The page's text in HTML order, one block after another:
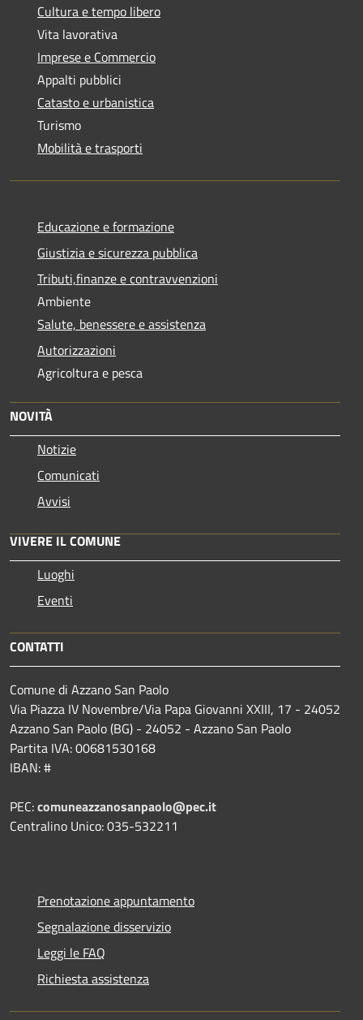
Cultura e tempo libero
Vita lavorativa
Imprese e Commercio
Appalti pubblici
Catasto e urbanistica
Turismo
Mobilità e trasporti
Educazione e formazione
Giustizia e sicurezza pubblica
Tributi,finanze e contravvenzioni
Ambiente
Salute, benessere e assistenza
Autorizzazioni
Agricoltura e pesca
NOVITÀ
Notizie
Comunicati
Avvisi
VIVERE IL COMUNE
Luoghi
Eventi
CONTATTI
Comune di Azzano San Paolo
Via Piazza IV Novembre/Via Papa Giovanni XXIII, 17 - 24052
Azzano San Paolo (BG) - 24052 - Azzano San Paolo
Partita IVA: 00681530168
IBAN: #
PEC:comuneazzanosanpaolo@pec.it
Centralino Unico: 035-532211
Prenotazione appuntamento
Segnalazione disservizio
Leggi le FAQ
Richiesta assistenza